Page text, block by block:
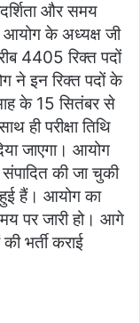
और समय
आयोग के अध्यक्ष जी
4405 रिक्त पदों
ने इन रिक्त पदों के
के 15 सितंबर से
ही परीक्षा तिथि
जाएगा। आयोग
संपादित की जा चुकी
हैं। आयोग का
पर जारी हो। आगे
भर्ती कराई